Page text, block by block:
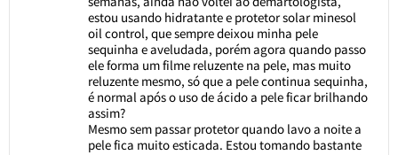
estou usando hidratante e protetor solar minesol
oil control, que sempre deixou minha pele
sequinha e aveludada, porém agora quando passo
ele forma um filme reluzente na pele, mas muito
reluzente mesmo, só que a pele continua sequinha,
é normal após o uso de ácido a pele ficar brilhando
assim?
Mesmo sem passar protetor quando lavo a noite a
pele fica muito esticada. Estou tomando bastante